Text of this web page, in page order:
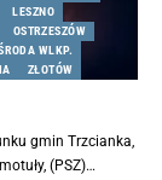
LESZNO
OSTRZESZÓW
WLKP.
ZŁOTÓW
gmin Trzcianka,
(PSZ)…